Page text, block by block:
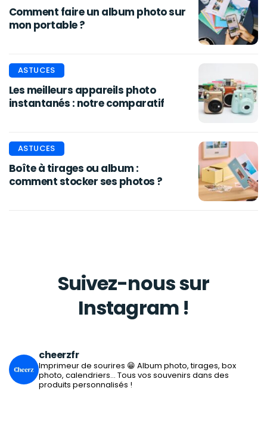
Comment faire un album photo sur
mon portable ?
ASTUCES
Les meilleurs appareils photo
instantanés : notre comparatif
ASTUCES
Boîte à tirages ou album :
comment stocker ses photos ?
Suivez-nous sur
Instagram !
cheerzfr
Imprimeur de sourires 😁 Album photo, tirages, box
photo, calendriers... Tous vos souvenirs dans des
produits personnalisés !